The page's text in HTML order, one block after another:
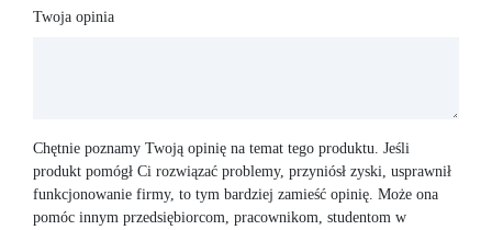
Twoja opinia
Chętnie poznamy Twoją opinię na temat tego produktu. Jeśli
produkt pomógł Ci rozwiązać problemy, przyniósł zyski, usprawnił
funkcjonowanie firmy, to tym bardziej zamieść opinię. Może ona
pomóc innym przedsiębiorcom, pracownikom, studentom w